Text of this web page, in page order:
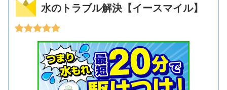
水のトラブル解決【イースマイル】